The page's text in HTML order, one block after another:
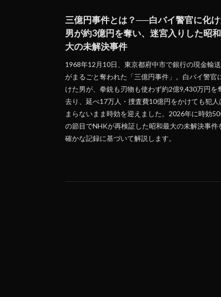
三億円事件とは？──白バイ警官に化
男が約3億円を奪い、迷宮入りした昭
大の未解決事件
1968年12月10日、東京都府中市で銀行の現金輸
がまるごと奪われた「三億円事件」。白バイ警官
けた男が、拳銃も刃物も使わず約2億9,430万円を
去り、延べ17万人・捜査費10億円をかけても犯人
まらないまま時効を迎えました。2026年に時効
の節目でNHKが再検証した昭和最大の未解決事件
確かな記録に基づいて解説します。